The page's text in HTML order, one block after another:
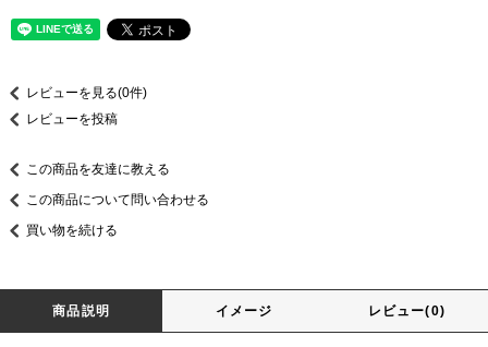
レビューを見る(0件)
レビューを投稿
この商品を友達に教える
この商品について問い合わせる
買い物を続ける
商品説明 イメージ レビュー(0)